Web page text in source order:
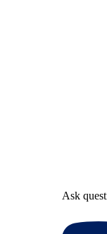
Ask